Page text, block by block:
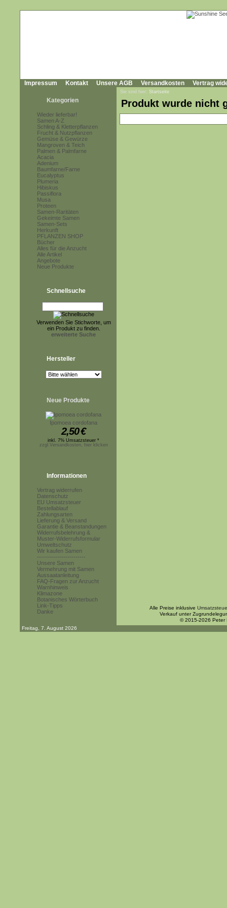
Impressum Kontakt Unsere AGB Versandkosten Vertrag
Kategorien
Wieder lieferbar!
Samen A-Z
Schling & Kletterpflanzen
Frucht & Nutzpflanzen
Gemüse & Gewürze
Mangroven & Teich
Palmen & Palmfarne
Acacia
Adenium
Baumfarne/Farne
Eucalyptus
Plumeria
Hibiskus
Passiflora
Musa
Proteen
Samen-Raritäten
Gekeimte Samen
Samen-Sets
Herkunft
PFLANZEN SHOP
Bücher
Alles für die Anzucht
Alle Artikel
Angebote
Neue Produkte
Schnellsuche
Verwenden Sie Stichworte, um
ein Produkt zu finden.
erweiterte Suche
Hersteller
Neue Produkte
Ipomoea cordofana
2,50€
inkl. 7% Umsatzsteuer *
zzgl.Versandkosten, hier klicken
Informationen
Vertrag widerrufen
Datenschutz
EU Umsatzsteuer
Bestellablauf
Zahlungsarten
Lieferung & Versand
Garantie & Beanstandungen
Widerrufsbelehrung &
Muster-Widerrufsformular
Umweltschutz
Wir kaufen Samen
------------------------
Unsere Samen
Vermehrung mit Samen
Aussaatanleitung
FAQ-Fragen zur Anzucht
Warnhinweis
Klimazone
Botanisches Wörterbuch
Link-Tipps
Danke
Sie sind hier: Startseite
Produkt wurde nicht
Alle Preise inklusive
Verkauf unter
© 2015-2026 Peter
Freitag, 7. August 2026